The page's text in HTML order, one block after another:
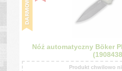
Nóż automatyczny Böker
Produkt chwilowo